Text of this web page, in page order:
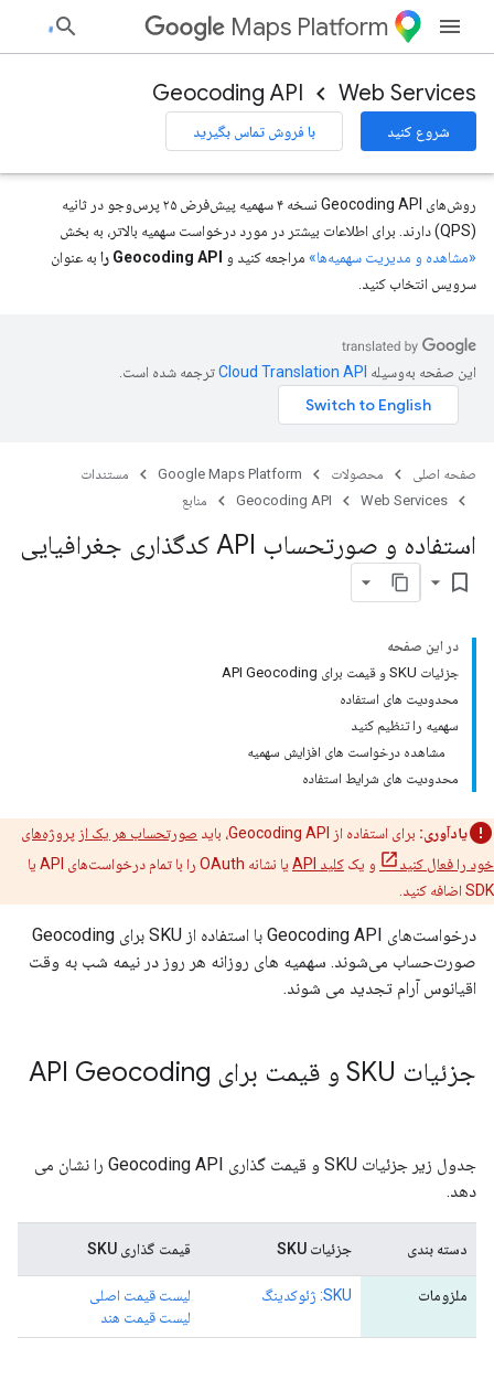
Maps Platform
Web Services
Geocoding API
شروع کنید با فروش تماس بگیرید
روش‌های Geocoding API نسخه ۴ سهمیه پیش‌فرض ۲۵ پرس‌وجو در ثانیه
(QPS) دارند. برای اطلاعات بیشتر در مورد درخواست سهمیه بالاتر، به بخش
«مشاهده و مدیریت سهمیه‌ها» مراجعه کنید و Geocoding API را
به عنوان
سرویس انتخاب کنید.
این صفحه به‌وسیله ترجمه شده است.
صفحه اصلی محصولات Google Maps Platform
مستندات
Web Services
Geocoding API منابع
استفاده و صورتحساب API کدگذاری جغرافیایی
bookmark_border
در این صفحه
جزئیات SKU و قیمت برای API Geocoding
محدودیت های استفاده
سهمیه را تنظیم کنید
مشاهده درخواست های افزایش سهمیه
محدودیت های شرایط استفاده
یادآوری: برای استفاده از Geocoding API، باید
صورتحساب هر یک از پروژه‌های
خود را فعال کنید
و یک کلید API
یا نشانه OAuth را با تمام درخواست‌های API یا
SDK اضافه کنید.
درخواست‌های Geocoding API با استفاده از SKU برای Geocoding
صورت‌حساب می‌شوند. سهمیه های روزانه هر روز در نیمه شب به وقت
اقیانوس آرام تجدید می شوند.
جزئیات SKU و قیمت برای API Geocoding
جدول زیر جزئیات SKU و قیمت گذاری Geocoding API را نشان می
دهد.
دسته بندی جزئیات SKU قیمت گذاری SKU
ملزومات SKU: ژئوکدینگ
لیست قیمت اصلی
لیست قیمت هند